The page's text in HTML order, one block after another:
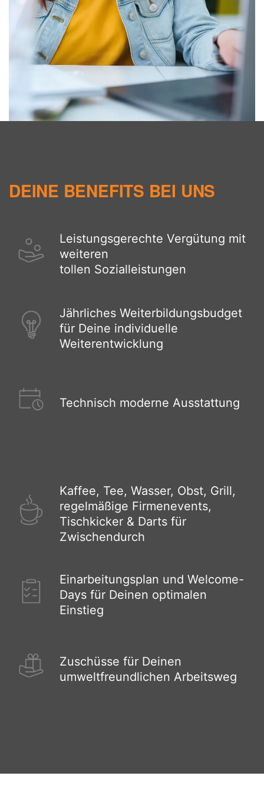
DEINE BENEFITS BEI UNS
Leistungsgerechte Vergütung mit
weiteren
tollen Sozialleistungen
Jährliches Weiterbildungsbudget
für Deine individuelle
Weiterentwicklung
Technisch moderne Ausstattung
Kaffee, Tee, Wasser, Obst, Grill,
regelmäßige Firmenevents,
Tischkicker & Darts für
Zwischendurch
Einarbeitungsplan und Welcome-
Days für Deinen optimalen
Einstieg
Zuschüsse für Deinen
umweltfreundlichen Arbeitsweg